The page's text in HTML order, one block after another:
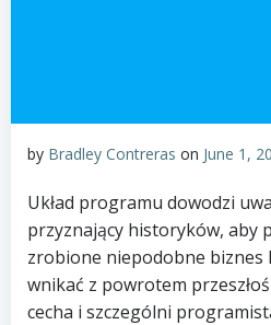
by Bradley Contreras on June 1,
Układ programu dowodzi
przyznający historyków, aby
zrobione niepodobne biznes
wnikać z powrotem
cecha i szczególni